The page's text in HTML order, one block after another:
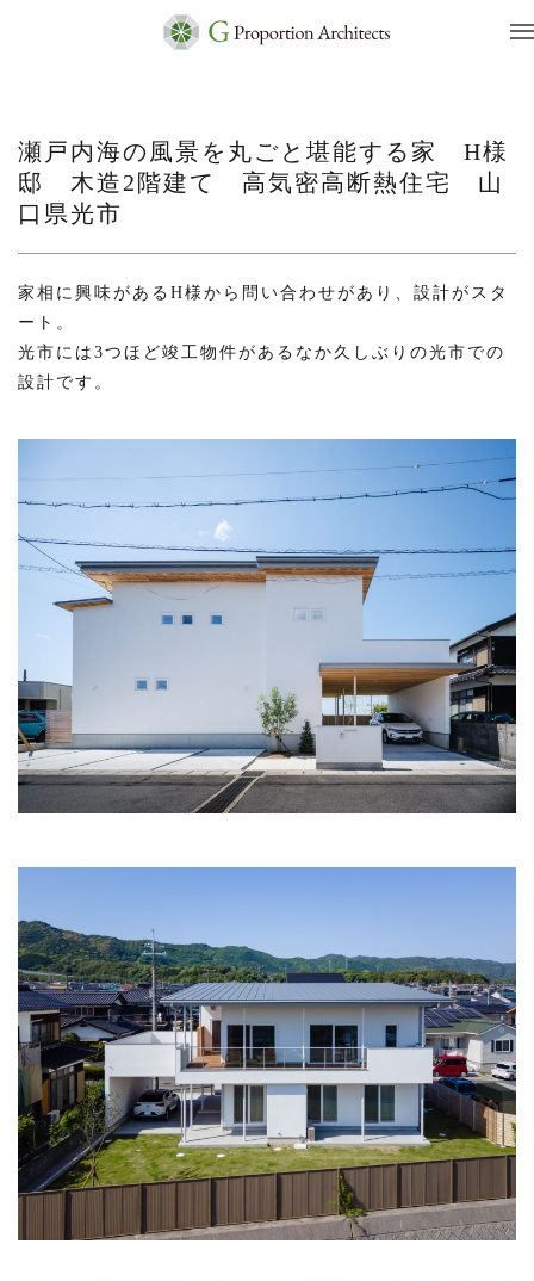
瀬戸内海の風景を丸ごと堪能する家 H様
邸 木造2階建て 高気密高断熱住宅 山
口県光市
家相に興味があるH様から問い合わせがあり、設計がスタ
ート。
光市には3つほど竣工物件があるなか久しぶりの光市での
設計です。